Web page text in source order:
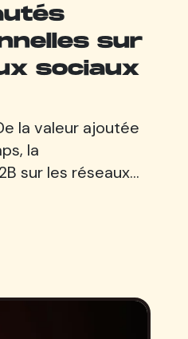
sur
sociaux
la valeur ajoutée
la
sur les réseaux…